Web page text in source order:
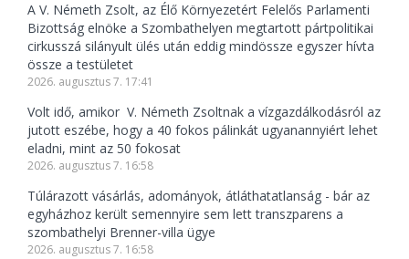
A V. Németh Zsolt, az Élő Környezetért Felelős Parlamenti
Bizottság elnöke a Szombathelyen megtartott pártpolitikai
cirkusszá silányult ülés után eddig mindössze egyszer hívta
össze a testületet
2026. augusztus 7. 17:41
Volt idő, amikor V. Németh Zsoltnak a vízgazdálkodásról az
jutott eszébe, hogy a 40 fokos pálinkát ugyanannyiért lehet
eladni, mint az 50 fokosat
2026. augusztus 7. 16:58
Túlárazott vásárlás, adományok, átláthatatlanság - bár az
egyházhoz került semennyire sem lett transzparens a
szombathelyi Brenner-villa ügye
2026. augusztus 7. 16:58